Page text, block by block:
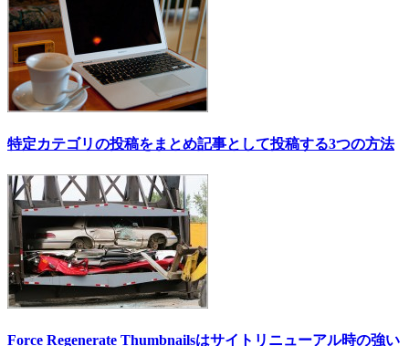
特定カテゴリの投稿をまとめ記事として投稿する3つの方法
Force Regenerate Thumbnailsはサイトリニューアル時の強い